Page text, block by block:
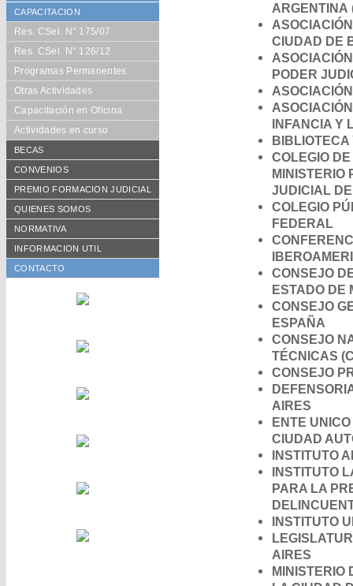
CAPACITACION
Res. CSel. N° 175/07
Res. CSel. N° 126/12
Programas Permanentes
Otras Actividades
Capacitación en Oficina
Actividades en curso
BECAS
Requisitos
Formularios
Becarios año en curso
Histórico de becarios
CONVENIOS
De Cooperación
Aranceles Preferenciales
PREMIO FORMACION JUDICIAL
Reglamento vigente
Publicaciones
Otras Publicaciones
QUIENES SOMOS
Consejo Académico
Autoridades CFJ
Equipo de trabajo
NORMATIVA
Resoluciones CACFJ
Disposiciones SECFJ
INFORMACION UTIL
CONTACTO
ARGENTINA
CIUDAD DE
PODER
INFANCIA Y
BIBLIOTECA
COLEGIO
MINISTERIO
JUDICIAL
COLEGIO
FEDERAL
CONSEJO
ESTADO DE
CONSEJO
ESPAÑA
CONSEJO
TÉCNICAS
CONSEJO
AIRES
ENTE
CIUDAD
INSTITUTO
INSTITUTO
PARA LA
INSTITUTO
AIRES
MINISTERIO